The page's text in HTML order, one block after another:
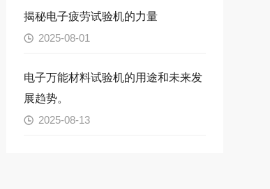
揭秘电子疲劳试验机的力量
2025-08-01
电子万能材料试验机的用途和未来发
展趋势。
2025-08-13